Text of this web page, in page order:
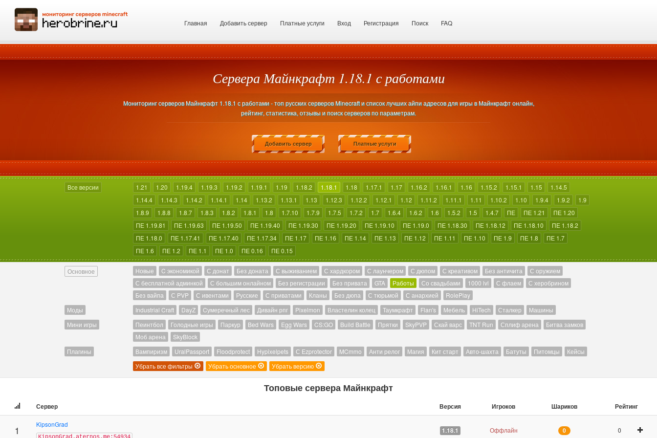
Главная Добавить сервер Платные услуги Вход Регистрация Поиск FAQ
Сервера Майнкрафт 1.18.1 с работами
Мониторинг серверов Майнкрафт 1.18.1 с работами - топ русских серверов Minecraft и список лучших айпи адресов для игры в Майнкрафт онлайн,
рейтинг, статистика, отзывы и поиск серверов по параметрам.
Добавить сервер Платные услуги
Все версии 1.21 1.20 1.19.4 1.19.3 1.19.2 1.19.1 1.19 1.18.2 1.18.1 1.18 1.17.1 1.17 1.16.2 1.16.1 1.16 1.15.2 1.15.1 1.15
1.14.5
1.14.4
1.14.3 1.14.2 1.14.1 1.14 1.13.2 1.13.1 1.13 1.12.3 1.12.2 1.12.1 1.12 1.11.2 1.11.1 1.11 1.10.2 1.10 1.9.4 1.9.2
1.9
1.8.9
1.8.8 1.8.7 1.8.3 1.8.2 1.8.1 1.8 1.7.10 1.7.9 1.7.5 1.7.2 1.7 1.6.4 1.6.2 1.6 1.5.2 1.5 1.4.7 ПЕ ПЕ 1.21
ПЕ 1.20
ПЕ 1.19.81
ПЕ 1.19.63 ПЕ 1.19.50 ПЕ 1.19.40 ПЕ 1.19.30 ПЕ 1.19.20 ПЕ 1.19.10 ПЕ 1.19.0 ПЕ 1.18.30 ПЕ 1.18.12 ПЕ 1.18.10
ПЕ 1.18.2
ПЕ 1.18.0
ПЕ 1.17.41 ПЕ 1.17.40 ПЕ 1.17.34 ПЕ 1.17 ПЕ 1.16 ПЕ 1.14 ПЕ 1.13 ПЕ 1.12 ПЕ 1.11 ПЕ 1.10 ПЕ 1.9 ПЕ 1.8
ПЕ 1.7
ПЕ 1.6
ПЕ 1.2 ПЕ 1.1 ПЕ 1.0 ПЕ 0.16 ПЕ 0.15
Основное Новые C экономикой С донат Без доната С выживанием С хардкором С лаунчером С дюпом С креативом Без античита
С оружием
С бесплатной админкой
С большим онлайном Без регистрации Без привата GTA Работы Со свадьбами 1000 lvl С флаем
С херобрином
Без вайпа
С PVP С ивентами Русские С приватами Кланы Без дюпа С тюрьмой С анархией
RolePlay
Моды
Industrial Craft DayZ Cумеречный лес Дивайн рпг Pixelmon Властелин колец Таумкрафт Flan's Мебель HiTech Сталкер
Машины
Мини игры
Пеинтбол Голодные игры Паркур Bed Wars Egg Wars CS:GO Build Battle Прятки SkyPVP Скай варс TNT Run Сплиф арена
Битва замков
Моб арена
SkyBlock
Плагины
Вампиризм UralPassport Floodprotect Hypixelpets С Ezprotector MCmmo Анти релог Магия Кит старт Авто-шахта Батуты Питомцы
Кейсы
Убрать все фильтры
Убрать основное Убрать версию
Топовые сервера Майнкрафт
Сервер Версия Игроков Шариков Рейтинг
1 KipsonGrad
1.18.1 Оффлайн 0 0